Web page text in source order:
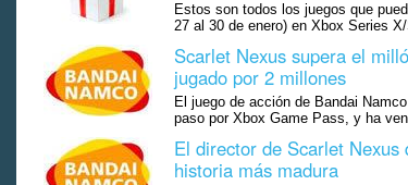
Estos son todos los juegos que
27 al 30 de enero) en Xbox Series
Scarlet Nexus supera el
jugado por 2 millones
El juego de acción de Bandai
paso por Xbox Game Pass, y ha
El director de Scarlet Nexus
historia más madura